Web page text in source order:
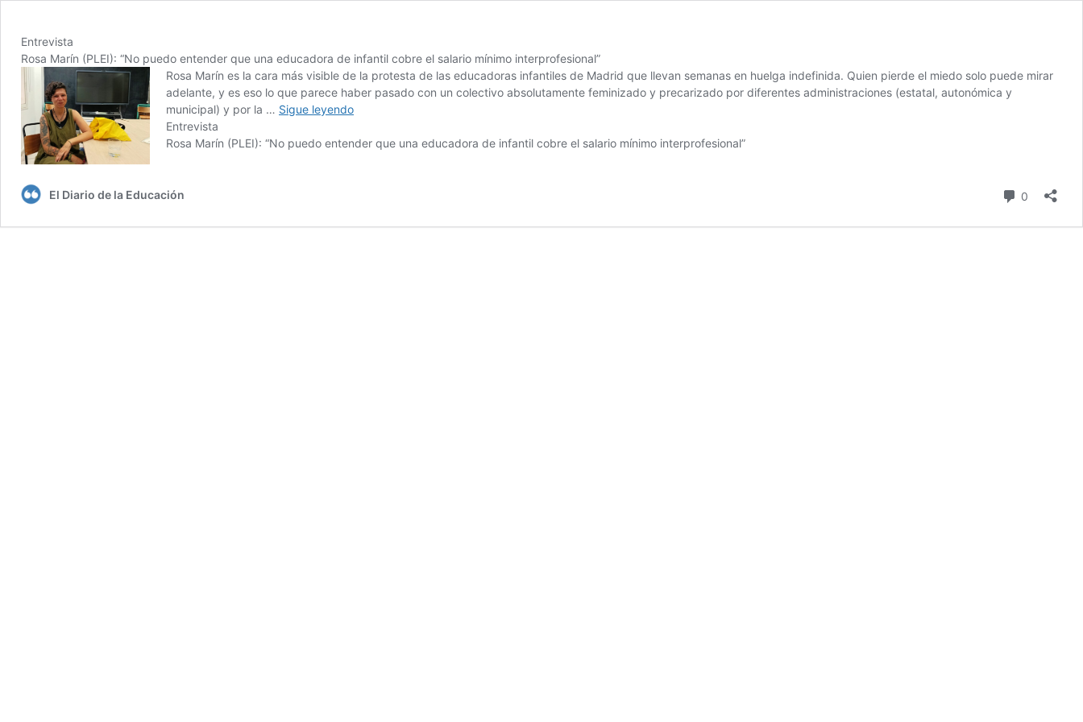
Entrevista
Rosa Marín (PLEI): “No puedo entender que una educadora de infantil cobre el salario mínimo interprofesional”
Rosa Marín es la cara más visible de la protesta de las educadoras infantiles de Madrid que llevan semanas en huelga indefinida. Quien pierde el miedo solo puede mirar
adelante, y es eso lo que parece haber pasado con un colectivo absolutamente feminizado y precarizado por diferentes administraciones (estatal, autonómica y
municipal) y por la … Sigue leyendo
Entrevista
Rosa Marín (PLEI): “No puedo entender que una educadora de infantil cobre el salario mínimo interprofesional”
El Diario de la Educación 0